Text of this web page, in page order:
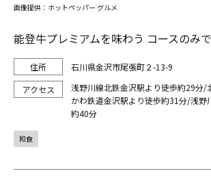
能登牛プレミアムを味わう コースのみ
石川県金沢市尾張町２-13-9
浅野川線北鉄金沢駅より徒歩約29分/
かわ鉄道金沢駅より徒歩約31分/浅野
約40分
画像提供：ホットペッパー グルメ
和食